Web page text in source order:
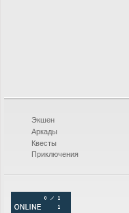
Экшен
Аркады
Квесты
Приключения